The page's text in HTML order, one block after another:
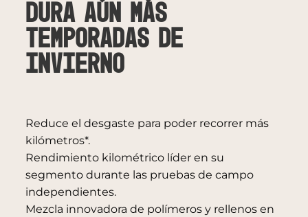
Dura aún más
temporadas de
invierno
Reduce el desgaste para poder recorrer más
kilómetros*.
Rendimiento kilométrico líder en su
segmento durante las pruebas de campo
independientes.
Mezcla innovadora de polímeros y rellenos en